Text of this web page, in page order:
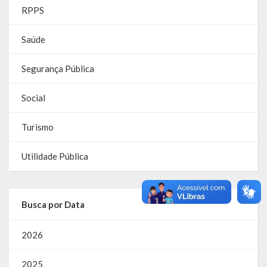
RPPS
RREO
PPA
LOA
Transparência
Apresentação
Portal da Transparência
RPPS
Saúde
Segurança Pública
Social
Turismo
Utilidade Pública
Busca por Data
2026
2025